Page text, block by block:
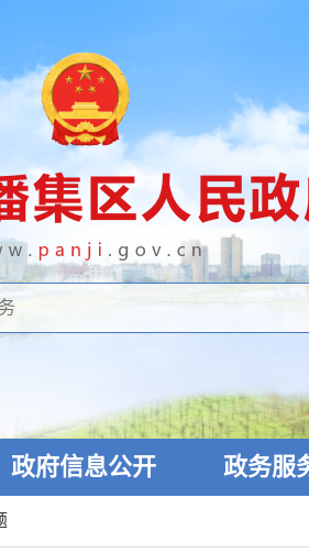
政府信息公开 政务服